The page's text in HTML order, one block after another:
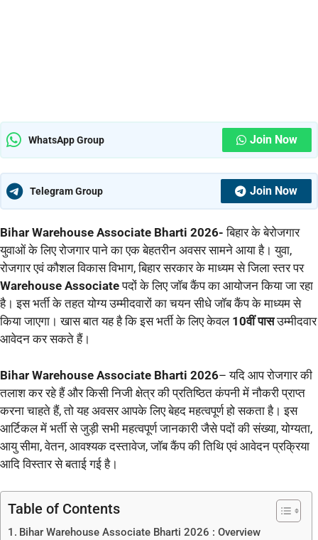
WhatsApp Group Join Now
Telegram Group Join Now
Bihar Warehouse Associate Bharti 2026-बिहार के बेरोजगार
युवाओं के लिए रोजगार पाने का एक बेहतरीन अवसर सामने आया है। युवा,
रोजगार एवं कौशल विकास विभाग, बिहार सरकार के माध्यम से जिला स्तर पर
Warehouse Associateपदों के लिए जॉब कैंप का आयोजन किया जा रहा
है। इस भर्ती के तहत योग्य उम्मीदवारों का चयन सीधे जॉब कैंप के माध्यम से
किया जाएगा। खास बात यह है कि इस भर्ती के लिए केवल 10वीं पासउम्मीदवार
आवेदन कर सकते हैं।
Bihar Warehouse Associate Bharti 2026– यदि आप रोजगार की
तलाश कर रहे हैं और किसी निजी क्षेत्र की प्रतिष्ठित कंपनी में नौकरी प्राप्त
करना चाहते हैं, तो यह अवसर आपके लिए बेहद महत्वपूर्ण हो सकता है। इस
आर्टिकल में भर्ती से जुड़ी सभी महत्वपूर्ण जानकारी जैसे पदों की संख्या, योग्यता,
आयु सीमा, वेतन, आवश्यक दस्तावेज, जॉब कैंप की तिथि एवं आवेदन प्रक्रिया
आदि विस्तार से बताई गई है।
Table of Contents
Bihar Warehouse Associate Bharti 2026 : Overview